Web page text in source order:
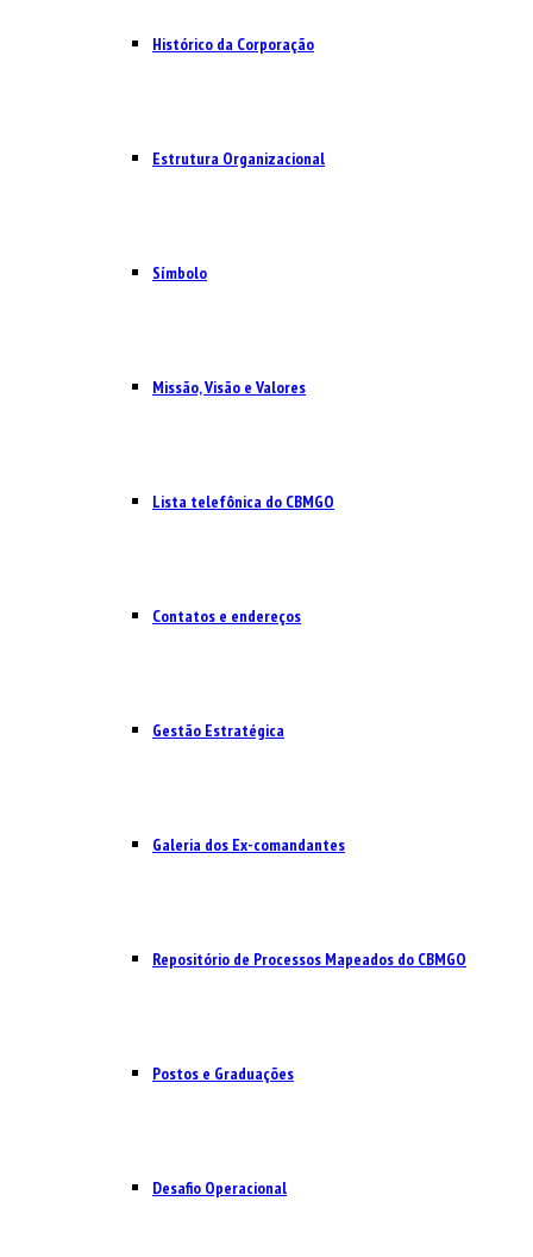
Histórico da Corporação
Estrutura Organizacional
Símbolo
Missão, Visão e Valores
Lista telefônica do CBMGO
Contatos e endereços
Gestão Estratégica
Galeria dos Ex-comandantes
Repositório de Processos Mapeados do CBMGO
Postos e Graduações
Desafio Operacional